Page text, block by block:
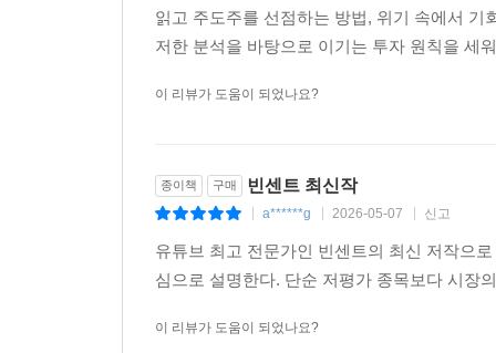
읽고 주도주를 선점하는 방법, 위기 속에서
저한 분석을 바탕으로 이기는 투자 원칙을 세
이 리뷰가 도움이 되었나요?
종이책 구매 빈센트 최신작
a******g 2026-05-07 신고
유튜브 최고 전문가인 빈센트의 최신 저작으
심으로 설명한다. 단순 저평가 종목보다 시장
이 리뷰가 도움이 되었나요?